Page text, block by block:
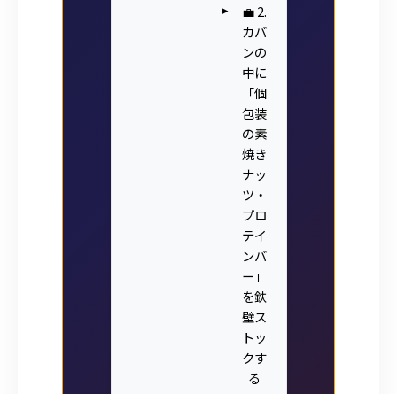
💼 2.
カバ
ンの
中に
「個
包装
の素
焼き
ナッ
ツ・
プロ
テイ
ンバ
ー」
を鉄
壁ス
トッ
クす
る